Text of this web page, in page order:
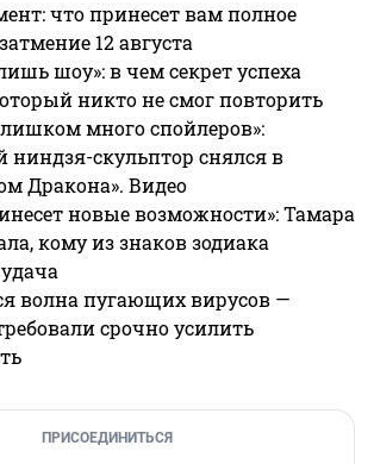
что принесет вам полное
12 августа
шоу»: в чем секрет успеха
никто не смог повторить
много спойлеров»:
ниндзя-скульптор снялся в
Дракона». Видео
новые возможности»: Тамара
кому из знаков зодиака
волна пугающих вирусов —
срочно усилить
ПРИСОЕДИНИТЬСЯ